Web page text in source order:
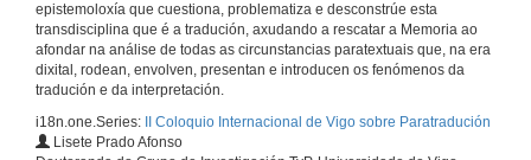
epistemoloxía que cuestiona, problematiza e desconstrúe esta
transdisciplina que é a tradución, axudando a rescatar a Memoria ao
afondar na análise de todas as circunstancias paratextuais que, na era
dixital, rodean, envolven, presentan e introducen os fenómenos da
tradución e da interpretación.
i18n.one.Series:
II Coloquio Internacional de Vigo sobre Paratradución
Lisete Prado Afonso
Traduire dans l'espace du monde
27 de nov. de 2009